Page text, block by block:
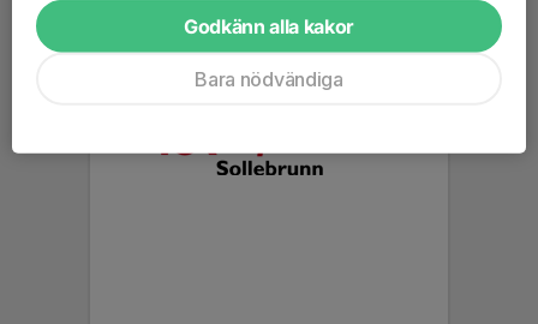
Godkänn alla kakor
Bara nödvändiga